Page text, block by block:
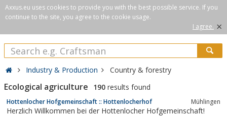
Axxus.eu uses cookies to provide you with the best possible service. If you
continue to the site, you agree to the cookie usage.
I agree. ×
Industry & Production Country & forestry
Ecological agriculture 190 results found
Hottenlocher Hofgemeinschaft :: Hottenlocherhof Mühlingen
Herzlich Willkommen bei der Hottenlocher Hofgemeinschaft!